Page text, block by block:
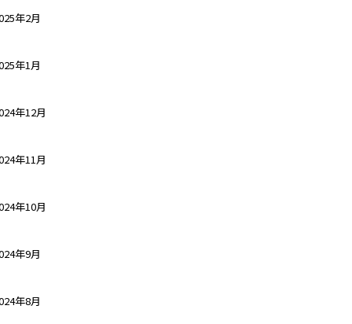
年2月
年1月
年12月
年11月
年10月
年9月
年8月